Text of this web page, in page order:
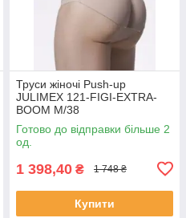
Труси жіночі Push-up
JULIMEX 121-FIGI-EXTRA-
BOOM M/38
Готово до відправки більше 2
од.
1 398,40 ₴ 1 748 ₴
Купити